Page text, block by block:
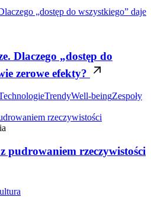
Dlaczego „dostęp do
zerowe efekty?
TrendyWell-beingZespoły
pudrowaniem rzeczywistości